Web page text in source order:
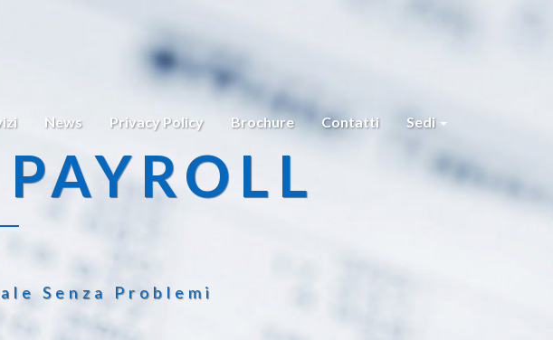
News Privacy Policy Brochure Contatti Sedi
Senza Problemi